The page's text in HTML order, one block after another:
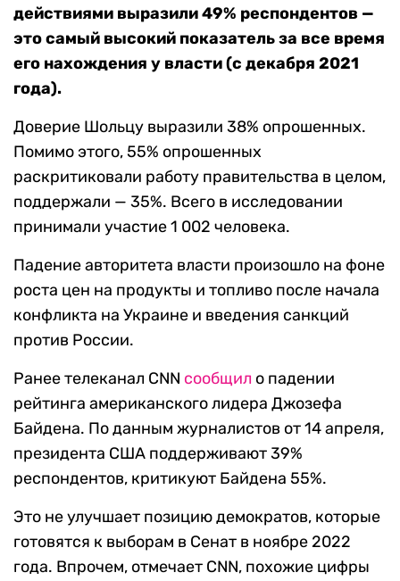
действиями выразили 49% респондентов —
это самый высокий показатель за все время
его нахождения у власти (с декабря 2021
года).
Доверие Шольцу выразили 38% опрошенных.
Помимо этого, 55% опрошенных
раскритиковали работу правительства в целом,
поддержали — 35%. Всего в исследовании
принимали участие 1 002 человека.
Падение авторитета власти произошло на фоне
роста цен на продукты и топливо после начала
конфликта на Украине и введения санкций
против России.
Ранее телеканал CNN сообщил о падении
рейтинга американского лидера Джозефа
Байдена. По данным журналистов от 14 апреля,
президента США поддерживают 39%
респондентов, критикуют Байдена 55%.
Это не улучшает позицию демократов, которые
готовятся к выборам в Сенат в ноябре 2022
года. Впрочем, отмечает CNN, похожие цифры